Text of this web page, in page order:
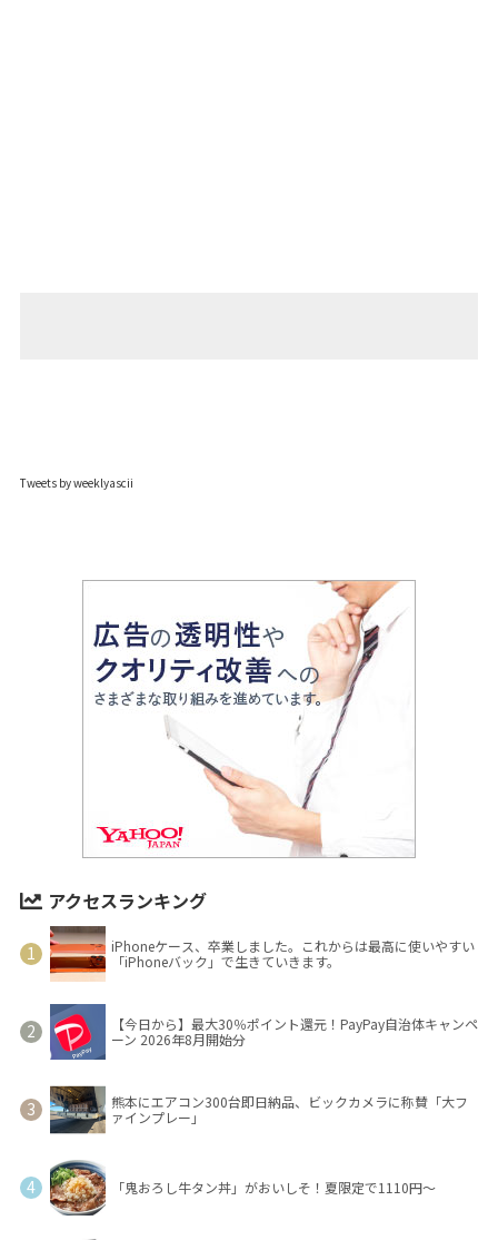
Tweets by weeklyascii
アクセスランキング
iPhoneケース、卒業しました。これからは最高に使いやすい
「iPhoneバック」で生きていきます。
【今日から】最大30％ポイント還元！PayPay自治体キャンペ
ーン 2026年8月開始分
熊本にエアコン300台即日納品、ビックカメラに称賛「大フ
ァインプレー」
「鬼おろし牛タン丼」がおいしそ！夏限定で1110円～